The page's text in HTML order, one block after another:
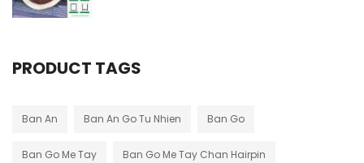
PRODUCT TAGS
Ban An Ban An Go Tu Nhien Ban Go
Ban Go Me Tay Ban Go Me Tay Chan Hairpin